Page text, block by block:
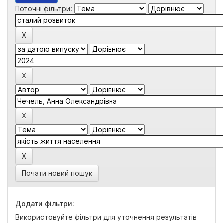
Поточні фільтри:
Почати новий пошук
Додати фільтри:
Використовуйте фільтри для уточнення результатів